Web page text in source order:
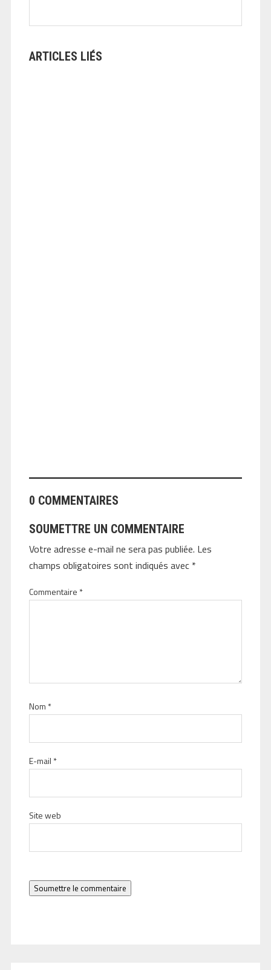
ARTICLES LIÉS
0 COMMENTAIRES
SOUMETTRE UN COMMENTAIRE
Votre adresse e-mail ne sera pas publiée. Les
champs obligatoires sont indiqués avec *
Commentaire *
Nom *
E-mail *
Site web
Soumettre le commentaire